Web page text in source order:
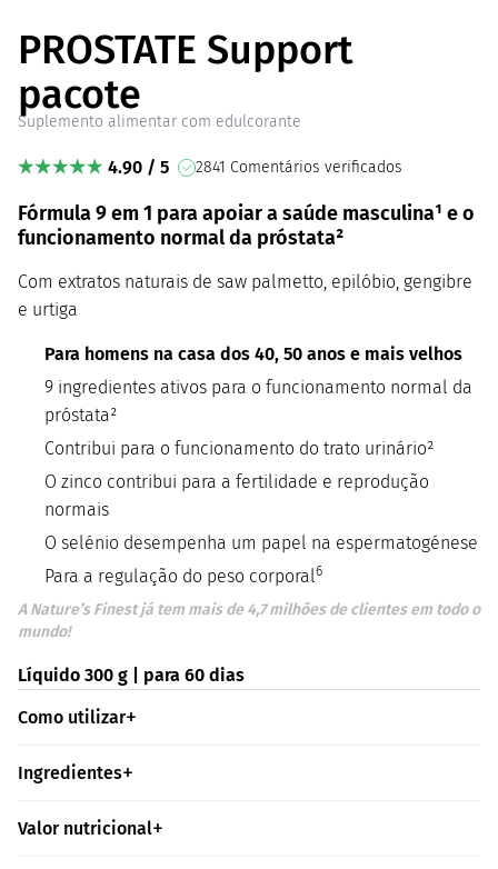
PROSTATE Support
pacote
Suplemento alimentar com edulcorante
4.90 / 5 2841 Comentários verificados
Fórmula 9 em 1 para apoiar a saúde masculina¹ e o
funcionamento normal da próstata²
Com extratos naturais de saw palmetto, epilóbio, gengibre
e urtiga
Para homens na casa dos 40, 50 anos e mais velhos
9 ingredientes ativos para o funcionamento normal da
próstata²
Contribui para o funcionamento do trato urinário²
O zinco contribui para a fertilidade e reprodução
normais
O selénio desempenha um papel na espermatogénese
Para a regulação do peso corporal6
A Nature’s Finest já tem mais de 4,7 milhões de clientes em todo o
mundo!
Líquido 300 g | para 60 dias
Como utilizar
Ingredientes
Valor nutricional